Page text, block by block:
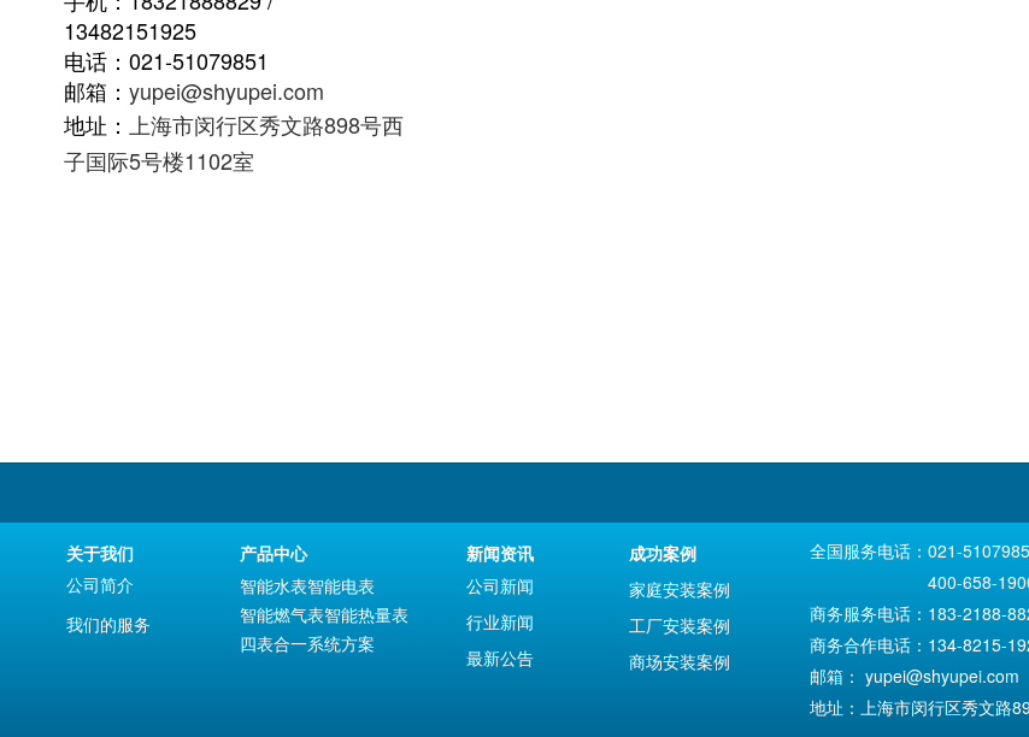
13482151925
电话：021-51079851
邮箱： yupei@shyupei.com
地址：
上海市闵行区秀文路898号西
子国际5号楼1102室
产品中心
智能水表智能电表
智能燃气表智能热量表
四表合一系统方案
全国服务电话：021-
400-658-
商务服务电话：183-2188-
商务合作电话：134-8215-
邮箱： yupei@shyupei.com
地址：上海市闵行区秀文路
新闻资讯
公司新闻
行业新闻
最新公告
成功案例
家庭安装案例
工厂安装案例
商场安装案例
关于我们
公司简介
我们的服务